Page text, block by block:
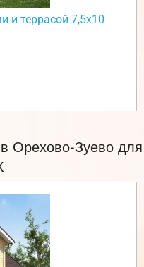
и террасой 7,5х10
Орехово-Зуево для